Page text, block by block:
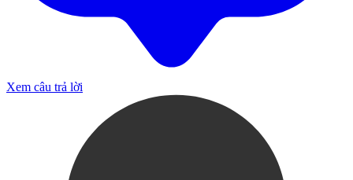
Xem câu trả lời